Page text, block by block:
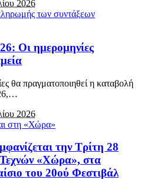
2026
Οι ημερομηνίες
θα πραγματοποιηθεί η καταβολή
…
2026
την Τρίτη 28
Τεχνών «Χώρα», στα
του 20ού Φεστιβάλ